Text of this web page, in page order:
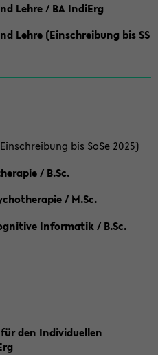
Lehre / BA IndiErg
Lehre (Einschreibung bis SS
bis SoSe 2025)
/ B.Sc.
/ M.Sc.
Informatik / B.Sc.
den Individuellen